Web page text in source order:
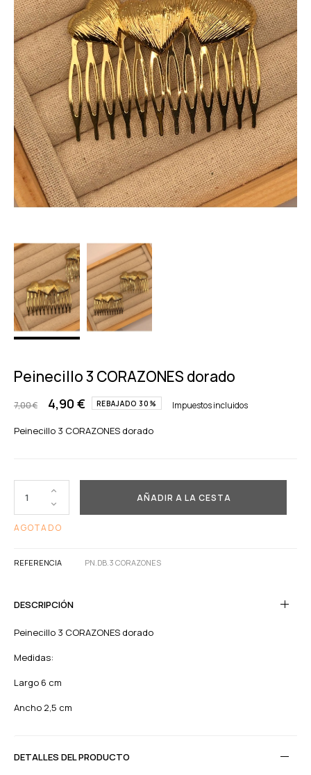
Peinecillo 3 CORAZONES dorado
7,00 € 4,90 € REBAJADO 30% Impuestos incluidos
Peinecillo 3 CORAZONES dorado
AÑADIR A LA CESTA
AGOTADO
REFERENCIA PN.DB.3 CORAZONES
DESCRIPCIÓN
Peinecillo 3 CORAZONES dorado
Medidas:
Largo 6 cm
Ancho 2,5 cm
DETALLES DEL PRODUCTO